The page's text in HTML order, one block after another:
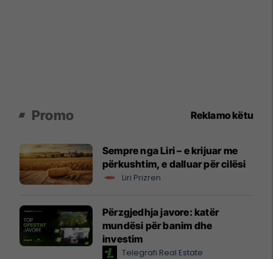
Promo Reklamo këtu
Sempre nga Liri – e krijuar me
përkushtim, e dalluar për cilësi
Liri Prizren
Përzgjedhja javore: katër
mundësi për banim dhe
investim
Telegrafi Real Estate